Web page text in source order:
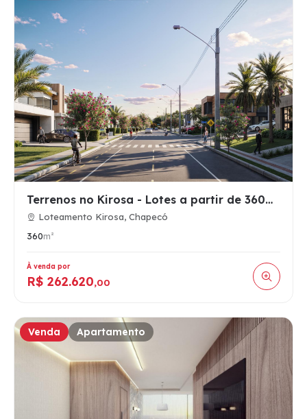
Terrenos no Kirosa - Lotes a partir de 360m2 na região Sul d…
Loteamento Kirosa, Chapecó
360m²
À venda por
R$ 262.620,00
Venda Apartamento